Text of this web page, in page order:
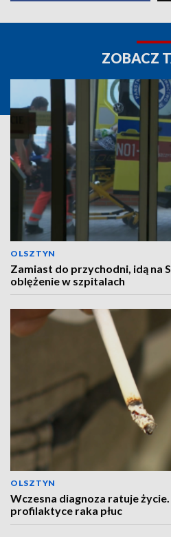
ZOBACZ
OLSZTYN
Zamiast do przychodni, idą na
oblężenie w szpitalach
OLSZTYN
Wczesna diagnoza ratuje
profilaktyce raka płuc